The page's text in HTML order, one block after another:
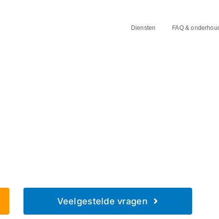
Diensten FAQ &
Veelgestelde vragen